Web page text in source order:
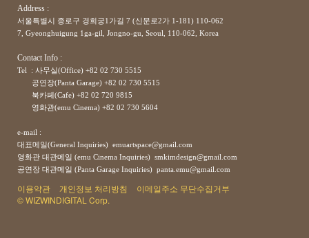
Address :
서울특별시 종로구 경희궁1가길 7 (신문로2가 1-181) 110-062
7, Gyeonghuigung 1ga-gil, Jongno-gu, Seoul, 110-062, Korea
Contact Info :
Tel : 사무실(Office) +82 02 730 5515
공연장(Panta Garage) +82 02 730 5515
북카페(Cafe) +82 02 720 9815
영화관(emu Cinema) +82 02 730 5604
e-mail :
대표메일(General Inquiries) emuartspace@gmail.com
영화관 대관메일 (emu Cinema Inquiries) smkimdesign@gmail.com
공연장 대관메일 (Panta Garage Inquiries) panta.emu@gmail.com
이용약관 개인정보 처리방침
이메일주소 무단수집거부
© WIZWINDIGITAL Corp.